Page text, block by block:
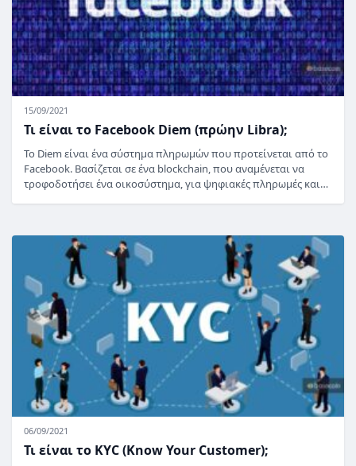
15/09/2021
Τι είναι το Facebook Diem (πρώην Libra);
Το Diem είναι ένα σύστημα πληρωμών που προτείνεται από το
Facebook. Βασίζεται σε ένα blockchain, που αναμένεται να
τροφοδοτήσει ένα οικοσύστημα, για ψηφιακές πληρωμές και…
06/09/2021
Τι είναι το KYC (Know Your Customer);